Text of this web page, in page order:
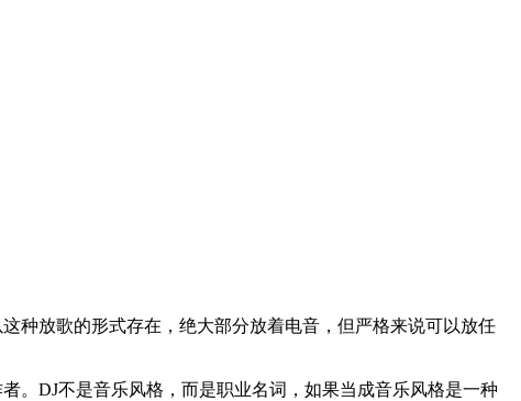
种放歌的形式存在，绝大部分放着电音，但严格来说可以放任
。DJ不是音乐风格，而是职业名词，如果当成音乐风格是一种